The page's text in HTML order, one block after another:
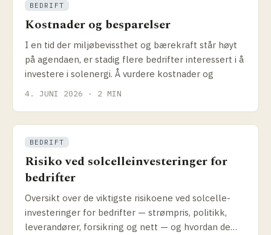
BEDRIFT
Kostnader og besparelser
I en tid der miljøbevissthet og bærekraft står høyt
på agendaen, er stadig flere bedrifter interessert i å
investere i solenergi. Å vurdere kostnader og
4. JUNI 2026 · 2 MIN
BEDRIFT
Risiko ved solcelleinvesteringer for
bedrifter
Oversikt over de viktigste risikoene ved solcelle­
investeringer for bedrifter — strømpris, politikk,
leverandører, forsikring og nett — og hvordan de